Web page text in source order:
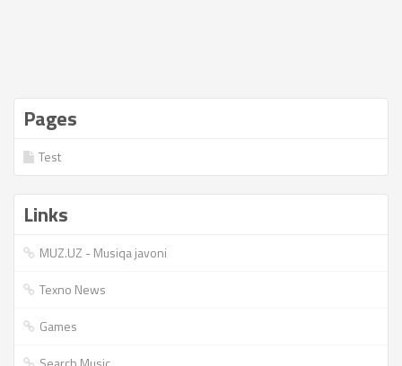
Pages
Test
Links
MUZ.UZ - Musiqa javoni
Texno News
Games